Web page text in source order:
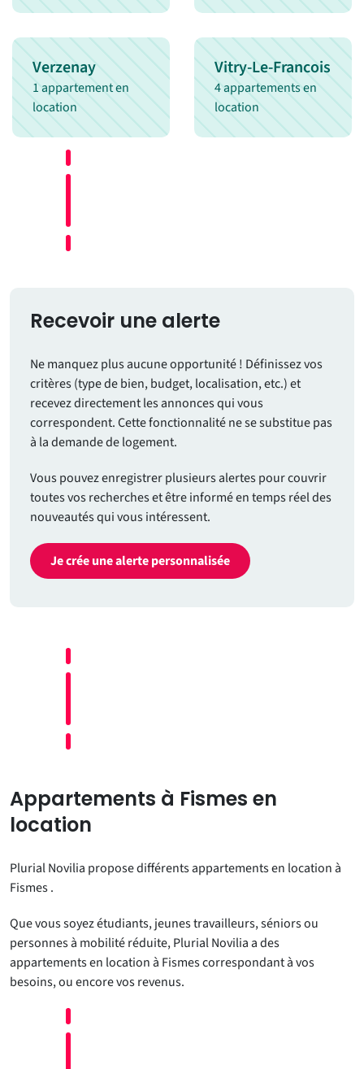
Verzenay
1 appartement en
location
Vitry-Le-Francois
4 appartements en
location
Recevoir une alerte
Ne manquez plus aucune opportunité ! Définissez vos
critères (type de bien, budget, localisation, etc.) et
recevez directement les annonces qui vous
correspondent. Cette fonctionnalité ne se substitue pas
à la demande de logement.
Vous pouvez enregistrer plusieurs alertes pour couvrir
toutes vos recherches et être informé en temps réel des
nouveautés qui vous intéressent.
Je crée une alerte personnalisée
Appartements à Fismes en
location
Plurial Novilia propose différents appartements en location à
Fismes .
Que vous soyez étudiants, jeunes travailleurs, séniors ou
personnes à mobilité réduite, Plurial Novilia a des
appartements en location à Fismes correspondant à vos
besoins, ou encore vos revenus.